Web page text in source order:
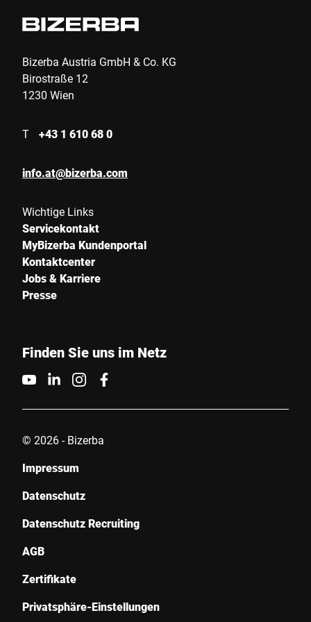
Bizerba Austria GmbH & Co. KG
Birostraße 12
1230 Wien
T +43 1 610 68 0
info.at@bizerba.com
Wichtige Links
Servicekontakt
MyBizerba Kundenportal
Kontaktcenter
Jobs & Karriere
Presse
Finden Sie uns im Netz
© 2026 - Bizerba
Impressum
Datenschutz
Datenschutz Recruiting
AGB
Zertifikate
Privatsphäre-Einstellungen